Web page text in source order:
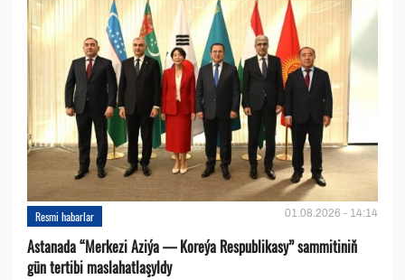
Resmi habarlar 01.08.2026 - 14:14
Astanada “Merkezi Aziýa — Koreýa Respublikasy” sammitiniň
gün tertibi maslahatlaşyldy